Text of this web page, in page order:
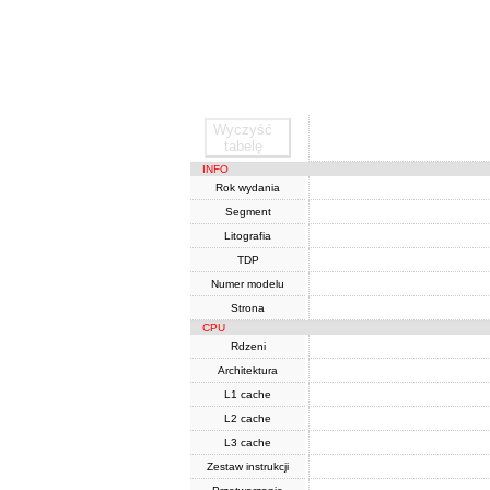
Wyczyść
tabelę
INFO
Rok wydania
Segment
Litografia
TDP
Numer modelu
Strona
CPU
Rdzeni
Architektura
L1 cache
L2 cache
L3 cache
Zestaw instrukcji